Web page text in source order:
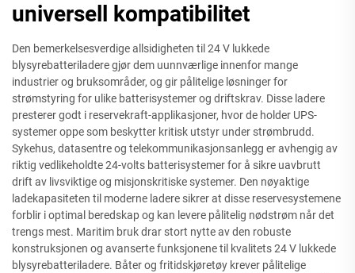
universell kompatibilitet
Den bemerkelsesverdige allsidigheten til 24 V lukkede
blysyrebatteriladere gjør dem uunnværlige innenfor mange
industrier og bruksområder, og gir pålitelige løsninger for
strømstyring for ulike batterisystemer og driftskrav. Disse ladere
presterer godt i reservekraft-applikasjoner, hvor de holder UPS-
systemer oppe som beskytter kritisk utstyr under strømbrudd.
Sykehus, datasentre og telekommunikasjonsanlegg er avhengig av
riktig vedlikeholdte 24-volts batterisystemer for å sikre uavbrutt
drift av livsviktige og misjonskritiske systemer. Den nøyaktige
ladekapasiteten til moderne ladere sikrer at disse reservesystemene
forblir i optimal beredskap og kan levere pålitelig nødstrøm når det
trengs mest. Maritim bruk drar stort nytte av den robuste
konstruksjonen og avanserte funksjonene til kvalitets 24 V lukkede
blysyrebatteriladere. Båter og fritidskjøretøy krever pålitelige